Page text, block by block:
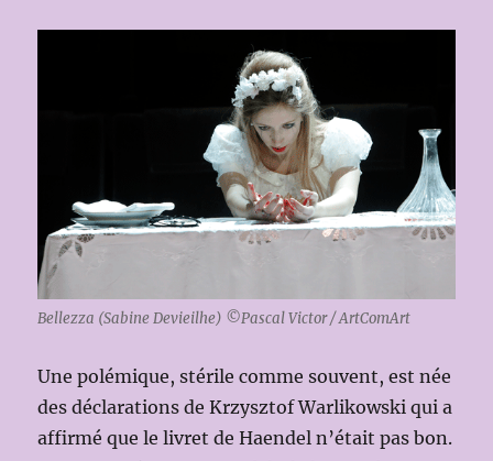
Bellezza (Sabine Devieilhe) ©Pascal Victor / ArtComArt
Une polémique, stérile comme souvent, est née
des déclarations de Krzysztof Warlikowski qui a
affirmé que le livret de Haendel n’était pas bon.